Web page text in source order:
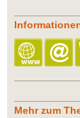
Mehr zum